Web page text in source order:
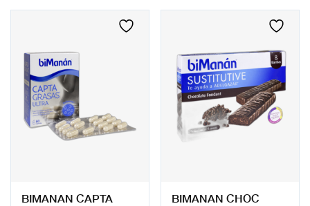
BIMANAN CAPTA BIMANAN CHOC